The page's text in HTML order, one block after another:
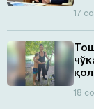
17
18